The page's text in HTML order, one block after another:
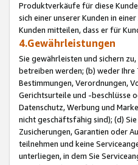
Produktverkäufe für diese
sich einer unserer Kunden in
Kunden mitteilen, dass er für
4.Gewährleistungen
Sie gewährleisten und sichern
betreiben werden; (b) weder
Bestimmungen, Verordnungen,
Gerichtsurteile und -beschlüsse
Datenschutz, Werbung und
nicht geschäftsfähig sind); (d)
Zusicherungen, Garantien oder
teilnehmen und keine
unterliegen, in dem Sie